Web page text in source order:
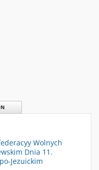
Wolnych
Dnia 11.
Jezuickim